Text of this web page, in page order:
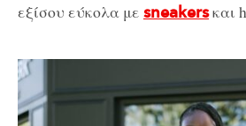
εξίσου εύκολα με sneakersκαι